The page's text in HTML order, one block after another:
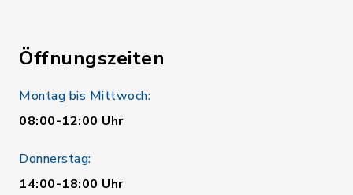
Öffnungszeiten
Montag bis Mittwoch:
08:00-12:00 Uhr
Donnerstag:
14:00-18:00 Uhr